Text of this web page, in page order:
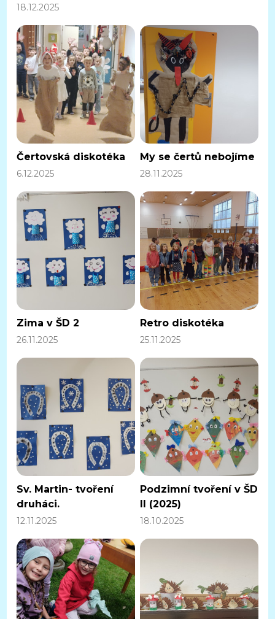
18.12.2025
Čertovská diskotéka
6.12.2025
My se čertů nebojíme
28.11.2025
Zima v ŠD 2
26.11.2025
Retro diskotéka
25.11.2025
Sv. Martin- tvoření
druháci.
12.11.2025
Podzimní tvoření v ŠD
ll (2025)
18.10.2025